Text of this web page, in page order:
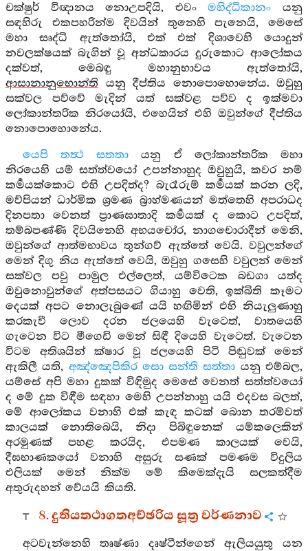
චක්ෂුර් විඥානය නොඋපදියි, එවංමහිද්ධිකානං යනු
සඳහිරු එකපහරින්ම දිවයින් තුනෙහි පැනෙයි, මෙසේ
මහා සෘද්ධි ඇත්තෝයි, එක් එක් දිශාවෙහි යොදුන්
නවලක්ෂයක් බැගින් වූ අන්ධකාරය දුරුකොට ආලෝකය
දක්වත්, මෙබඳු මහානුභාවය ඇත්තෝයි,
ආසානානුභොන්ති යනු දීප්තිය නොපොහොනේය. ඔවුහු
සක්වල පව්වේ මැදින් යත් සක්වළ පව්ව ද ඉක්මවා
ලෝකාන්තරික නිරයෝයි, එහෙයින් එහි ඔවුන්ගේ දීප්තිය
නොපොහොනේය.
යෙපි තත්‍ථ සතතා යනු ඒ ලෝකාන්තරික මහා
නිරයෙහි යම් සත්ත්වයෝ උපන්නාහුද ඔවුහුයි, කවර නම්
කර්‍මයක්කොට එහි උපදිත්ද? බැරෑරුම් කර්‍මයක් කරන ලදි,
මව්පියන් ධාර්මික ශ්‍රමණ බ්‍රාහ්මණයන් මත්තෙහි අපරාධද
දිනපතා වෙනත් ප්‍රාණඝාතාදි කර්‍මයක් ද කොට උපදිත්,
තම්බපණ්ණි දිවයිනෙහි අභයචෝර, නාගචොරාදීන් මෙනි,
ඔවුන්ගේ ආත්මභාවය තුන්ගව් ඇත්තේ වෙයි. වවුලන්ගේ
මෙන් දිගු නිය ඇත්තේ වෙයි, ඔවුහු ගසෙහි වවුලන් මෙන්
සක්වල පවු පාමුල එල්ලෙත්, යම්විටෙක බඩගා යත්ද
ඔවුනොවුන්ගේ අත්පසයට ගියාහු වෙති, ඉක්බිති කෑමට
දෙයක් අපට නොලැබුණේ යයි හඟිමින් එහි නියැලුණාහු
කරකැවී ලොව දරන ජලයෙහි වැටෙත්, වාතයෙහි
ගැටෙන විට මීගෙඩි මෙන් සිඳී දියෙහි වැටෙත්. වැටෙන
විටම අතිශයින් ක්ෂාර වූ ජලයෙහි පිටි පිඬුවක් මෙන්
ඇකිලී යති, අඤ්ඤෙපිකිර සො සන්ති සත්තා යනු එම්බල,
යම්සේ අපි මහා දුකක් විඳිමුද මෙසේ වෙනත් සත්ත්වයෝ
ද මේ දුක විඳීම සඳහා මෙහි උපන්නාහු යයි එදවස බලත්,
මේ ආලෝකය වනාහි එක් කැඳ කටක් බොන තරම්වත්
කාලයක් නොතිබෙයි, නිදා පිබිඳුනෙක් යම්කලෙකින්
අරමුණක් පහළ කරයිද, එපමණ කාලයක් වෙයි,
දීඝභාණකයෝ වනාහි අසුරු සණක් පමණම විදුලිය
එලියක් මෙන් නික්ම මේ කිමෙක්දැයි සලකත්දීම
අතුරුදහන් වේයයි කියති.
8. දුතියතථාගතඅච්ඡරිය සූත්‍ර වර්ණනාව
අටවැන්නෙහි තෘෂ්ණා දෘෂ්ටීන්ගෙන් ඇලියයුතු යන